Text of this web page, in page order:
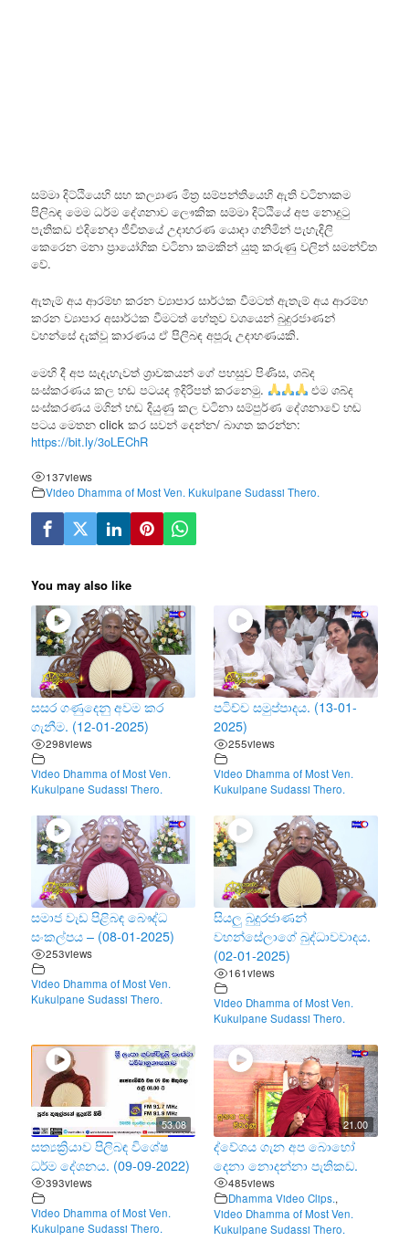
සම්මා දිට්ඨියෙහි සහ කල්‍යාණ මිත්‍ර සම්පන්තියෙහි ඇති වටිනාකම
පිලිබඳ මෙම ධර්ම දේශනාව ලෞකික සම්මා දිට්ඨියේ අප නොදුටු
පැතිකඩ එදිනෙදා ජීවිතයේ උදාහරණ යොදා ගනිමින් පැහැදිලි
කෙරෙන මනා ප්‍රායෝගික වටිනා කමකින් යුතු කරුණු වලින් සමන්විත
වේ.
ඇතැම් අය ආරම්භ කරන ව්‍යාපාර සාර්ථක වීමටත් ඇතැම් අය ආරම්භ
කරන ව්‍යාපාර අසාර්ථක වීමටත් හේතුව වශයෙන් බුදුරජාණන්
වහන්සේ දැක්වූ කාරණය ඒ පිලිබඳ අපූරු උදාහණයකි.
මෙහි දී අප සැදැහැවත් ශ්‍රාවකයන් ගේ පහසුව පිණිස, ශබ්ද
සංස්කරණය කල හඬ පටයද ඉදිරිපත් කරනෙමු.
එම ශබ්ද
සංස්කරණය මගින් හඬ දියුණු කල වටිනා සම්පුර්ණ දේශනාවේ හඬ
පටය මෙතන click කර සවන් දෙන්න/ බාගත කරන්න:
https://bit.ly/3oLEChR
137views
Video Dhamma of Most Ven. Kukulpane Sudassi Thero.
You may also like
සසර ගණුදෙනු අවම කර
ගැනීම. (12-01-2025)
298views
Video Dhamma of Most Ven.
Kukulpane Sudassi Thero.
පටිච්ච සමුප්පාදය. (13-01-
2025)
255views
Video Dhamma of Most Ven.
Kukulpane Sudassi Thero.
සමාජ වැඩ පිළිබඳ බෞද්ධ
සංකල්පය – (08-01-2025)
253views
Video Dhamma of Most Ven.
Kukulpane Sudassi Thero.
සියලු බුදුරජාණන්
වහන්සේලාගේ බුද්ධාවවාදය.
(02-01-2025)
161views
Video Dhamma of Most Ven.
Kukulpane Sudassi Thero.
53.08
සත්‍යක්‍රියාව පිලිබඳ විශේෂ
ධර්ම දේශනය. (09-09-2022)
393views
Video Dhamma of Most Ven.
Kukulpane Sudassi Thero.
21.00
ද්වේශය ගැන අප බොහෝ
දෙනා නොදන්නා පැතිකඩ.
485views
Dhamma Video Clips.,
Video Dhamma of Most Ven.
Kukulpane Sudassi Thero.